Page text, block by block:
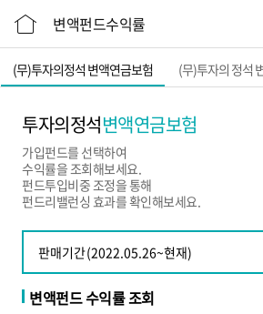
변액펀드수익률
(무)투자의정석 변액연금보험 (무)투자의 정석
투자의정석변액연금보험
가입펀드를 선택하여
수익률을 조회해보세요.
펀드투입비중 조정을 통해
펀드리밸런싱 효과를 확인해보세요.
변액펀드 수익률 조회